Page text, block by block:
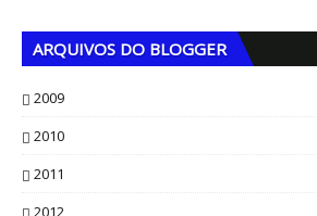
ARQUIVOS DO BLOGGER
2009
2010
2011
2012